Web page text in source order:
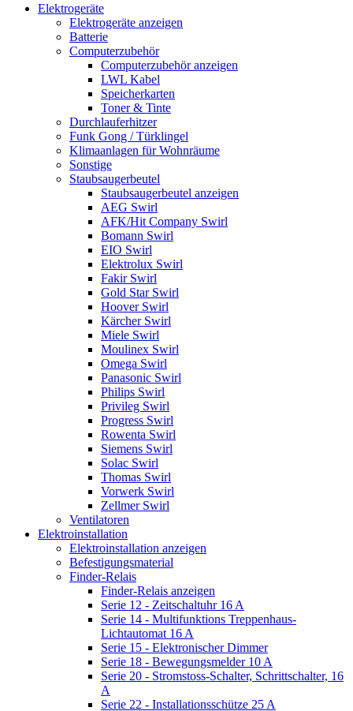
Elektrogeräte
Elektrogeräte anzeigen
Batterie
Computerzubehör
Computerzubehör anzeigen
LWL Kabel
Speicherkarten
Toner & Tinte
Durchlauferhitzer
Funk Gong / Türklingel
Klimaanlagen für Wohnräume
Sonstige
Staubsaugerbeutel
Staubsaugerbeutel anzeigen
AEG Swirl
AFK/Hit Company Swirl
Bomann Swirl
EIO Swirl
Elektrolux Swirl
Fakir Swirl
Gold Star Swirl
Hoover Swirl
Kärcher Swirl
Miele Swirl
Moulinex Swirl
Omega Swirl
Panasonic Swirl
Philips Swirl
Privileg Swirl
Progress Swirl
Rowenta Swirl
Siemens Swirl
Solac Swirl
Thomas Swirl
Vorwerk Swirl
Zellmer Swirl
Ventilatoren
Elektroinstallation
Elektroinstallation anzeigen
Befestigungsmaterial
Finder-Relais
Finder-Relais anzeigen
Serie 12 - Zeitschaltuhr 16 A
Serie 14 - Multifunktions Treppenhaus-
Lichtautomat 16 A
Serie 15 - Elektronischer Dimmer
Serie 18 - Bewegungsmelder 10 A
Serie 20 - Stromstoss-Schalter, Schrittschalter, 16
A
Serie 22 - Installationsschütze 25 A